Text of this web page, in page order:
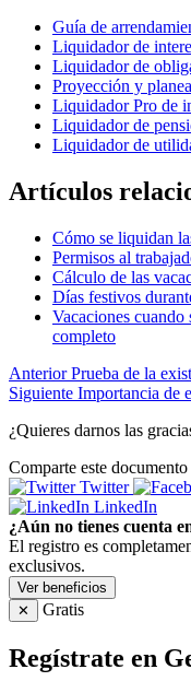
Guía de
Liquidador de
Liquidador de
Proyección y
Liquidador Pro de
Liquidador de
Liquidador de
Artículos
Cómo se liquidan
Permisos al
Cálculo de las
Días festivos
Vacaciones cuando
completo
Anterior Prueba de la
Siguiente Importancia de
¿Quieres darnos las
Comparte este
Twitter
LinkedIn
¿Aún no tienes cuenta
El registro es
exclusivos.
Ver beneficios
✕
Gratis
Regístrate en